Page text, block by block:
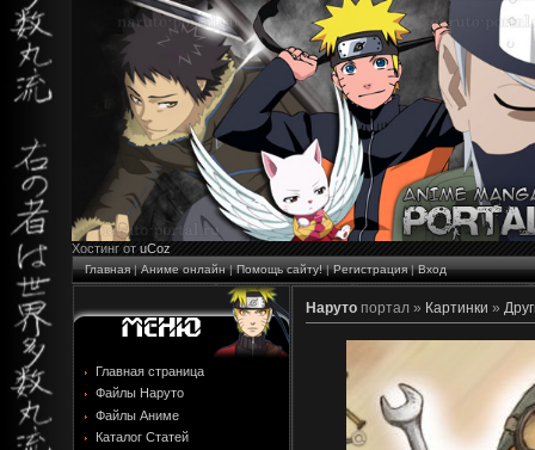
Хостинг от uCoz
Главная|Аниме онлайн|Помощь сайту!|Регистрация|Вход
Главная страница
Файлы Наруто
Файлы Аниме
Каталог Статей
Наруто портал » Картинки »